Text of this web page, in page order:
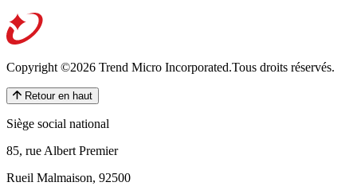
Copyright ©2026 Trend Micro Incorporated.Tous droits réservés.
Retour en haut
Siège social national
85, rue Albert Premier
Rueil Malmaison, 92500